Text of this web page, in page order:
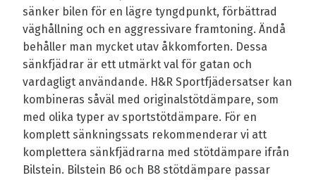
sänker bilen för en lägre tyngdpunkt, förbättrad
väghållning och en aggressivare framtoning. Ändå
behåller man mycket utav åkkomforten. Dessa
sänkfjädrar är ett utmärkt val för gatan och
vardagligt användande. H&R Sportfjädersatser kan
kombineras såväl med originalstötdämpare, som
med olika typer av sportstötdämpare. För en
komplett sänkningssats rekommenderar vi att
komplettera sänkfjädrarna med stötdämpare ifrån
Bilstein. Bilstein B6 och B8 stötdämpare passar